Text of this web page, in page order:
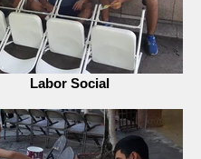
Labor Social